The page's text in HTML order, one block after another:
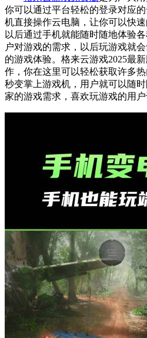
你可以通过平台轻松的登录对应
机直接操作云电脑，让你可以快
以后通过手机就能随时随地体验
户对游戏的需求，以后玩游戏就
的游戏体验。格来云游戏2025最
作，你在这里可以轻松获取许多
秒变掌上游戏机，用户就可以随
家的游戏需求，喜欢玩游戏的用户